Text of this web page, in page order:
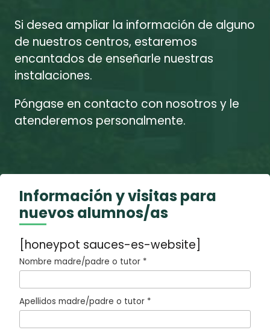
Si desea ampliar la información de alguno
de nuestros centros, estaremos
encantados de enseñarle nuestras
instalaciones.
Póngase en contacto con nosotros y le
atenderemos personalmente.
Información y visitas para
nuevos alumnos/as
[honeypot sauces-es-website]
Nombre madre/padre o tutor *
Apellidos madre/padre o tutor *